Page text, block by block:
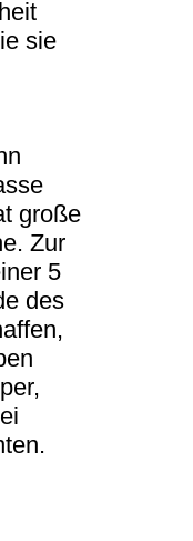
sie
große
Zur
5
des